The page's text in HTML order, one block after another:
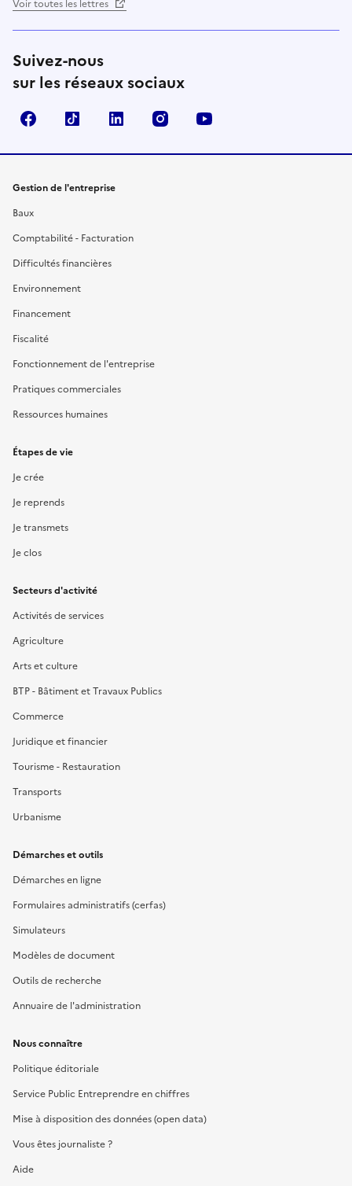
Voir toutes les lettres
Suivez-nous
sur les réseaux sociaux
FacebookTikTok Linkedin Instagram
Gestion de l'entreprise
Baux
Comptabilité - Facturation
Difficultés financières
Environnement
Financement
Fiscalité
Fonctionnement de l'entreprise
Pratiques commerciales
Ressources humaines
Étapes de vie
Je crée
Je reprends
Je transmets
Je clos
Secteurs d'activité
Activités de services
Agriculture
Arts et culture
BTP - Bâtiment et Travaux Publics
Commerce
Juridique et financier
Tourisme - Restauration
Transports
Urbanisme
Démarches et outils
Démarches en ligne
Formulaires administratifs (cerfas)
Simulateurs
Modèles de document
Outils de recherche
Annuaire de l'administration
Nous connaître
Politique éditoriale
Service Public Entreprendre en chiffres
Mise à disposition des données (open data)
Vous êtes journaliste ?
Aide